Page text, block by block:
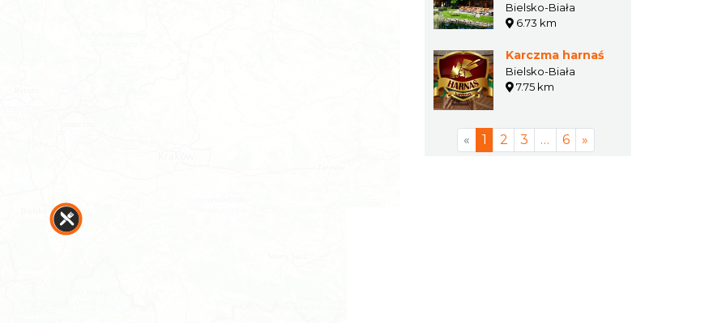
Bielsko-Biała
6.73 km
Karczma harnaś
Bielsko-Biała
7.75 km
« 1 2 3 … 6 »